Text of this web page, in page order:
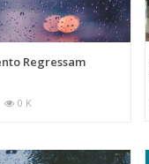
Regressam
0 K